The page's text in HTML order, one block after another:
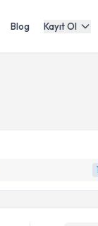
Blog Kayıt Ol
1